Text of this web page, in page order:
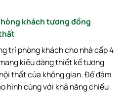
khách tương đồng
trí phòng khách cho nhà cấp 4
kiểu dáng thiết kế tương
thất của không gian. Để đảm
hình cùng với khả năng chiếu